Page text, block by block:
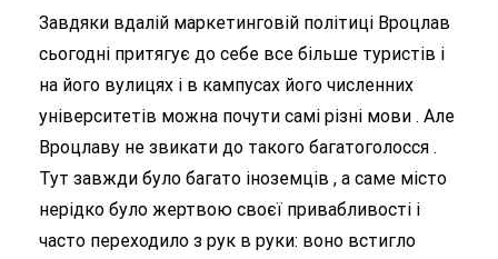
Завдяки вдалій маркетинговій політиці Вроцлав
сьогодні притягує до себе все більше туристів і
на його вулицях і в кампусах його численних
університетів можна почути самі різні мови . Але
Вроцлаву не звикати до такого багатоголосся .
Тут завжди було багато іноземців , а саме місто
нерідко було жертвою своєї привабливості і
часто переходило з рук в руки: воно встигло